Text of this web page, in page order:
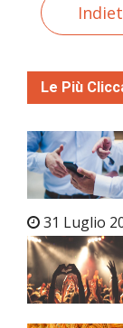
Le Più
31 Luglio